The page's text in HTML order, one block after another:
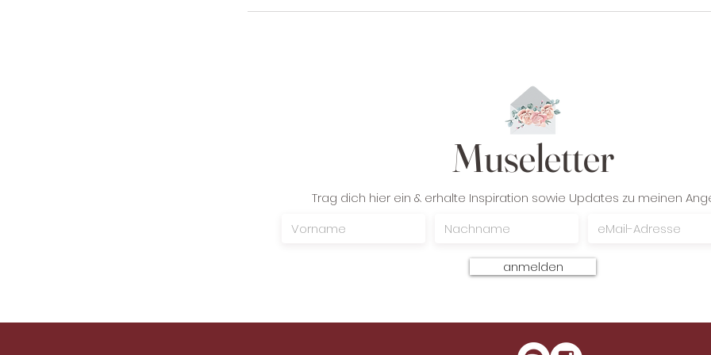
Museletter
Trag dich hier ein & erhalte Inspiration sowie Updates zu meinen
anmelden